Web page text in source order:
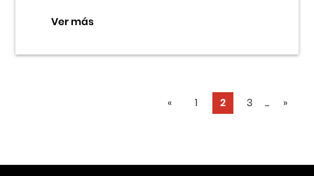
Ver más
« 1 2 3 ... »